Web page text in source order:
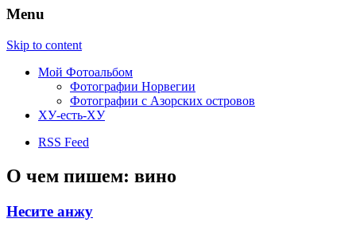
Menu
Skip to content
Мой Фотоальбом
Фотографии Норвегии
Фотографии с Азорских островов
ХУ-есть-ХУ
RSS Feed
О чем пишем: вино
Несите анжу